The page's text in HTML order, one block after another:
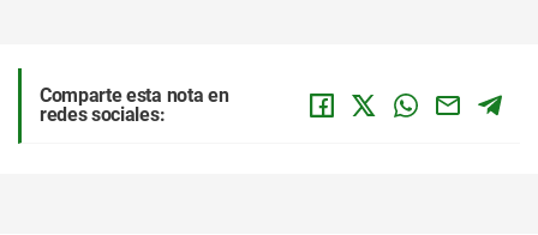
Comparte esta nota en
redes sociales: